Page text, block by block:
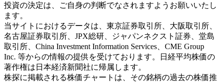
投資の決定は、ご自身の判断でなされますようお願いいたし
ます。
当サイトにおけるデータは、東京証券取引所、大阪取引所、
名古屋証券取引所、JPX総研、ジャパンネクスト証券、堂島
取引所、China Investment Information Services、CME Group
Inc. 等からの情報の提供を受けております。日経平均株価の
著作権は日本経済新聞社に帰属します。
株探に掲載される株価チャートは、その銘柄の過去の株価推